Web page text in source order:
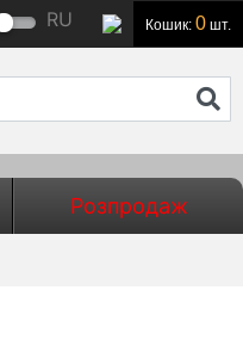
RU Кошик: 0 шт.
Розпродаж